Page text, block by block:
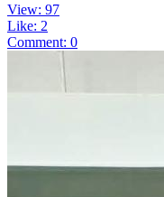
View: 97
Like: 2
Comment: 0